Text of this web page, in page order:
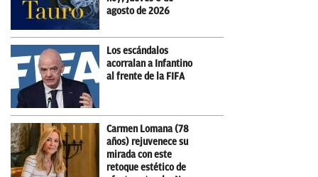
agosto de 2026
Los escándalos
acorralan a Infantino
al frente de la FIFA
Carmen Lomana (78
años) rejuvenece su
mirada con este
retoque estético de